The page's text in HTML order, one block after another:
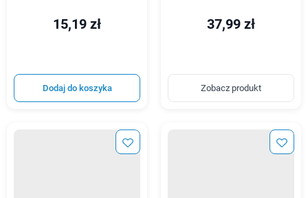
15,19 zł
Dodaj do koszyka
37,99 zł
Zobacz produkt